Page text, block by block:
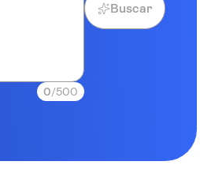
0/500
Buscar